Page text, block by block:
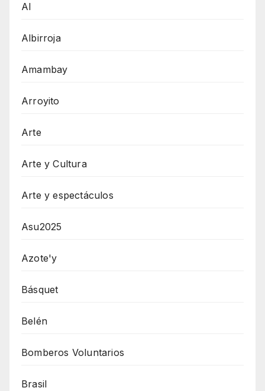
AI
Albirroja
Amambay
Arroyito
Arte
Arte y Cultura
Arte y espectáculos
Asu2025
Azote'y
Básquet
Belén
Bomberos Voluntarios
Brasil